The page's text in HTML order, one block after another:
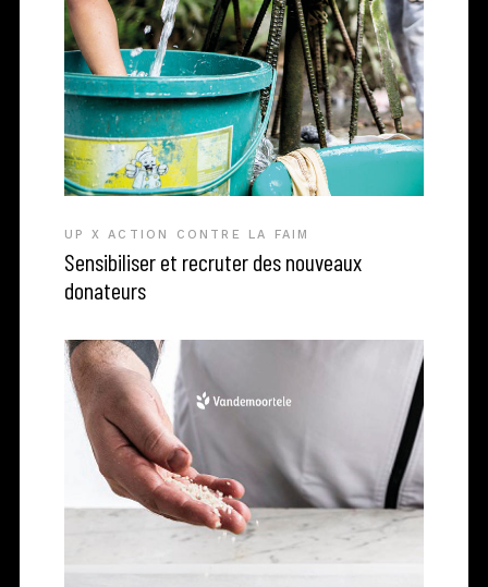
UP X ACTION CONTRE LA FAIM
Sensibiliser et recruter des nouveaux
donateurs